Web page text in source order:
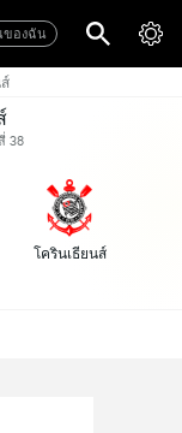
ของฉัน
38
โครินเธียนส์